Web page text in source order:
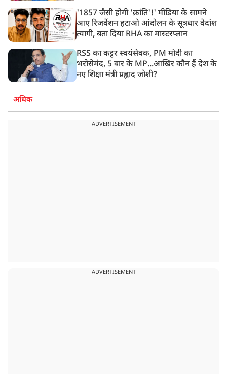
'1857 जैसी होगी 'क्रांति'!' मीडिया के सामने
आए रिजर्वेशन हटाओ आंदोलन के सूत्रधार वेदांश
त्यागी, बता दिया RHA का मास्टरप्लान
RSS का कट्टर स्वयंसेवक, PM मोदी का
भरोसेमंद, 5 बार के MP...आखिर कौन हैं देश के
नए शिक्षा मंत्री प्रह्लाद जोशी?
अधिक
ADVERTISEMENT
ADVERTISEMENT